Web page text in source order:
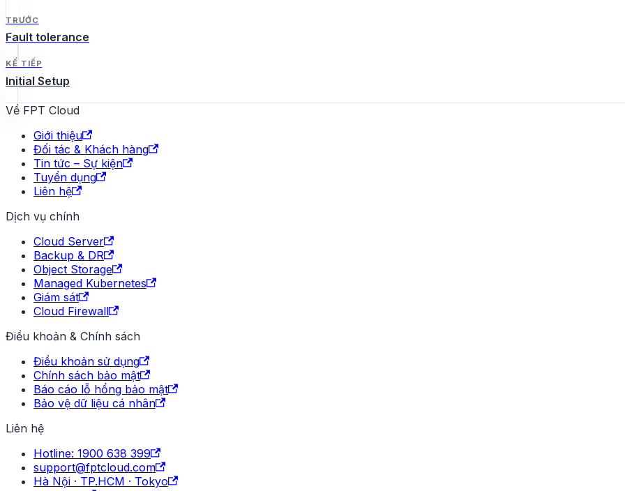
TRƯỚC
Fault tolerance
KẾ TIẾP
Initial Setup
Về FPT Cloud
Giới thiệu
Đối tác & Khách hàng
Tin tức – Sự kiện
Tuyển dụng
Liên hệ
Dịch vụ chính
Cloud Server
Backup & DR
Object Storage
Managed Kubernetes
Giám sát
Cloud Firewall
Điều khoản & Chính sách
Điều khoản sử dụng
Chính sách bảo mật
Báo cáo lỗ hổng bảo mật
Bảo vệ dữ liệu cá nhân
Liên hệ
Hotline: 1900 638 399
support@fptcloud.com
Hà Nội · TP.HCM · Tokyo